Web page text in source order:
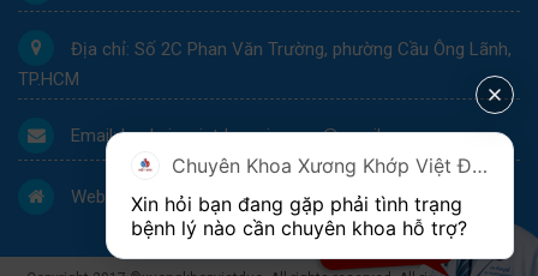
Địa chỉ: Số 2C Phan Văn Trường, phường Cầu Ông Lãnh,
TP.HCM
Email:benhvienvietducsaigon.vn@gmail.com
Website: http://benhvienvietducsaigon.vn/
Chuyên Khoa Xương Khớp Việt Đức
Xin hỏi bạn đang gặp phải tình trạng
bệnh lý nào cần chuyên khoa hỗ trợ?